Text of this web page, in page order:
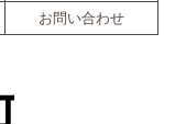
お問い合わせ